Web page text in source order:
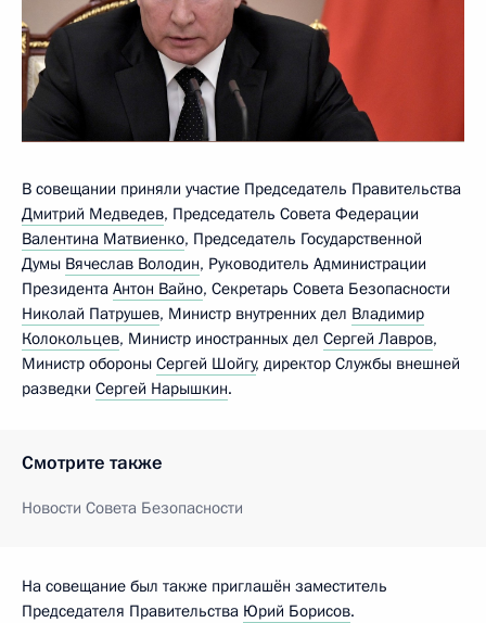
В совещании приняли участие Председатель Правительства
Дмитрий Медведев, Председатель Совета Федерации
Валентина Матвиенко, Председатель Государственной
Думы Вячеслав Володин, Руководитель Администрации
Президента Антон Вайно, Секретарь Совета Безопасности
Николай Патрушев, Министр внутренних дел Владимир
Колокольцев, Министр иностранных дел Сергей Лавров,
Министр обороны Сергей Шойгу, директор Службы внешней
разведки Сергей Нарышкин.
Смотрите также
Новости Совета Безопасности
На совещание был также приглашён заместитель
Председателя Правительства Юрий Борисов.